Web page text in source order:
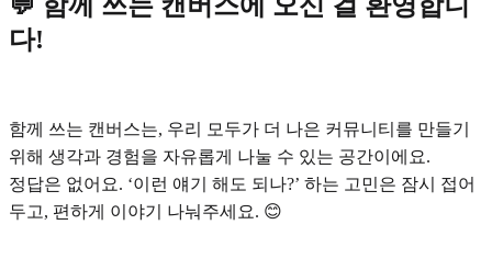
💬 함께 쓰는 캔버스에 오신 걸 환영합니
다!
함께 쓰는 캔버스는, 우리 모두가 더 나은 커뮤니티를 만들기
위해 생각과 경험을 자유롭게 나눌 수 있는 공간이에요.
정답은 없어요. ‘이런 얘기 해도 되나?’ 하는 고민은 잠시 접어
두고, 편하게 이야기 나눠주세요. 😊